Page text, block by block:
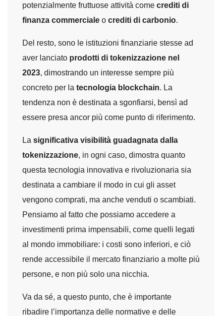
potenzialmente fruttuose attività come crediti di
finanza commerciale o crediti di carbonio.
Del resto, sono le istituzioni finanziarie stesse ad
aver lanciato prodotti di tokenizzazione nel
2023, dimostrando un interesse sempre più
concreto per la tecnologia blockchain. La
tendenza non è destinata a sgonfiarsi, bensì ad
essere presa ancor più come punto di riferimento.
La significativa visibilità guadagnata dalla
tokenizzazione, in ogni caso, dimostra quanto
questa tecnologia innovativa e rivoluzionaria sia
destinata a cambiare il modo in cui gli asset
vengono comprati, ma anche venduti o scambiati.
Pensiamo al fatto che possiamo accedere a
investimenti prima impensabili, come quelli legati
al mondo immobiliare: i costi sono inferiori, e ciò
rende accessibile il mercato finanziario a molte più
persone, e non più solo una nicchia.
Va da sé, a questo punto, che è importante
ribadire l’importanza delle normative e delle